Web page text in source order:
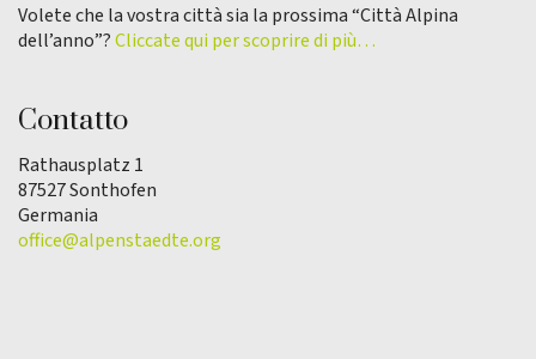
Volete che la vostra città sia la prossima “Città Alpina
dell’anno”?Cliccate qui per scoprire di più…
Contatto
Rathausplatz 1
87527 Sonthofen
Germania
office@alpenstaedte.org